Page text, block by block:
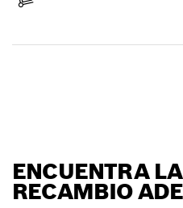
ENCUENTRA
RECAMBIO